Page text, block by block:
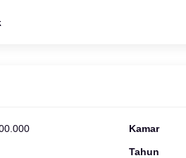
Kamar
Tahun